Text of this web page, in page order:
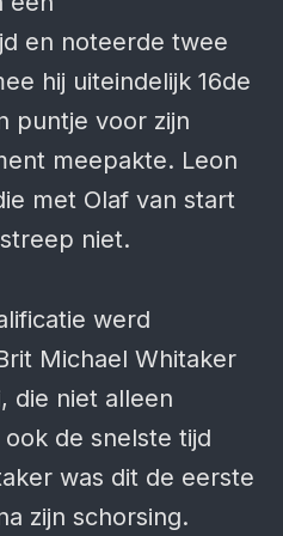
en noteerde twee
hij uiteindelijk 16de
puntje voor zijn
meepakte. Leon
met Olaf van start
niet.
werd
Michael Whitaker
die niet alleen
de snelste tijd
was dit de eerste
zijn schorsing.